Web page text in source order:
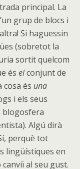
principal. La
grup de blocs i
Si haguessin
(sobretot la
sortit quelcom
és elconjunt de
és una
i els seus
blogosfera
Algú dirà
perquè tot
lingüístiques en
al seu gust.